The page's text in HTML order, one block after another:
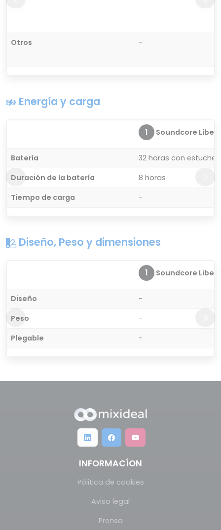
Otros -
Energía y carga
1 Soundcore
Batería
32 horas con estuche
Duración de la batería
8 horas
Tiempo de carga
-
Diseño, Peso y dimensiones
1 Soundcore
Diseño
-
Peso
-
Plegable
-
INFORMACÍON
Pólitica de cookies
Aviso legal
Prensa